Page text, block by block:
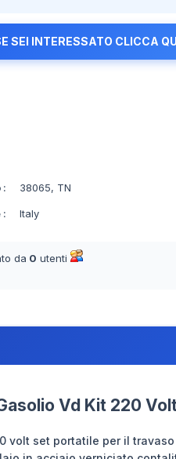
SEI INTERESSATO CLICCA
: 38065, TN
: Italy
da 0 utenti
Vd Kit 220
volt set portatile per il